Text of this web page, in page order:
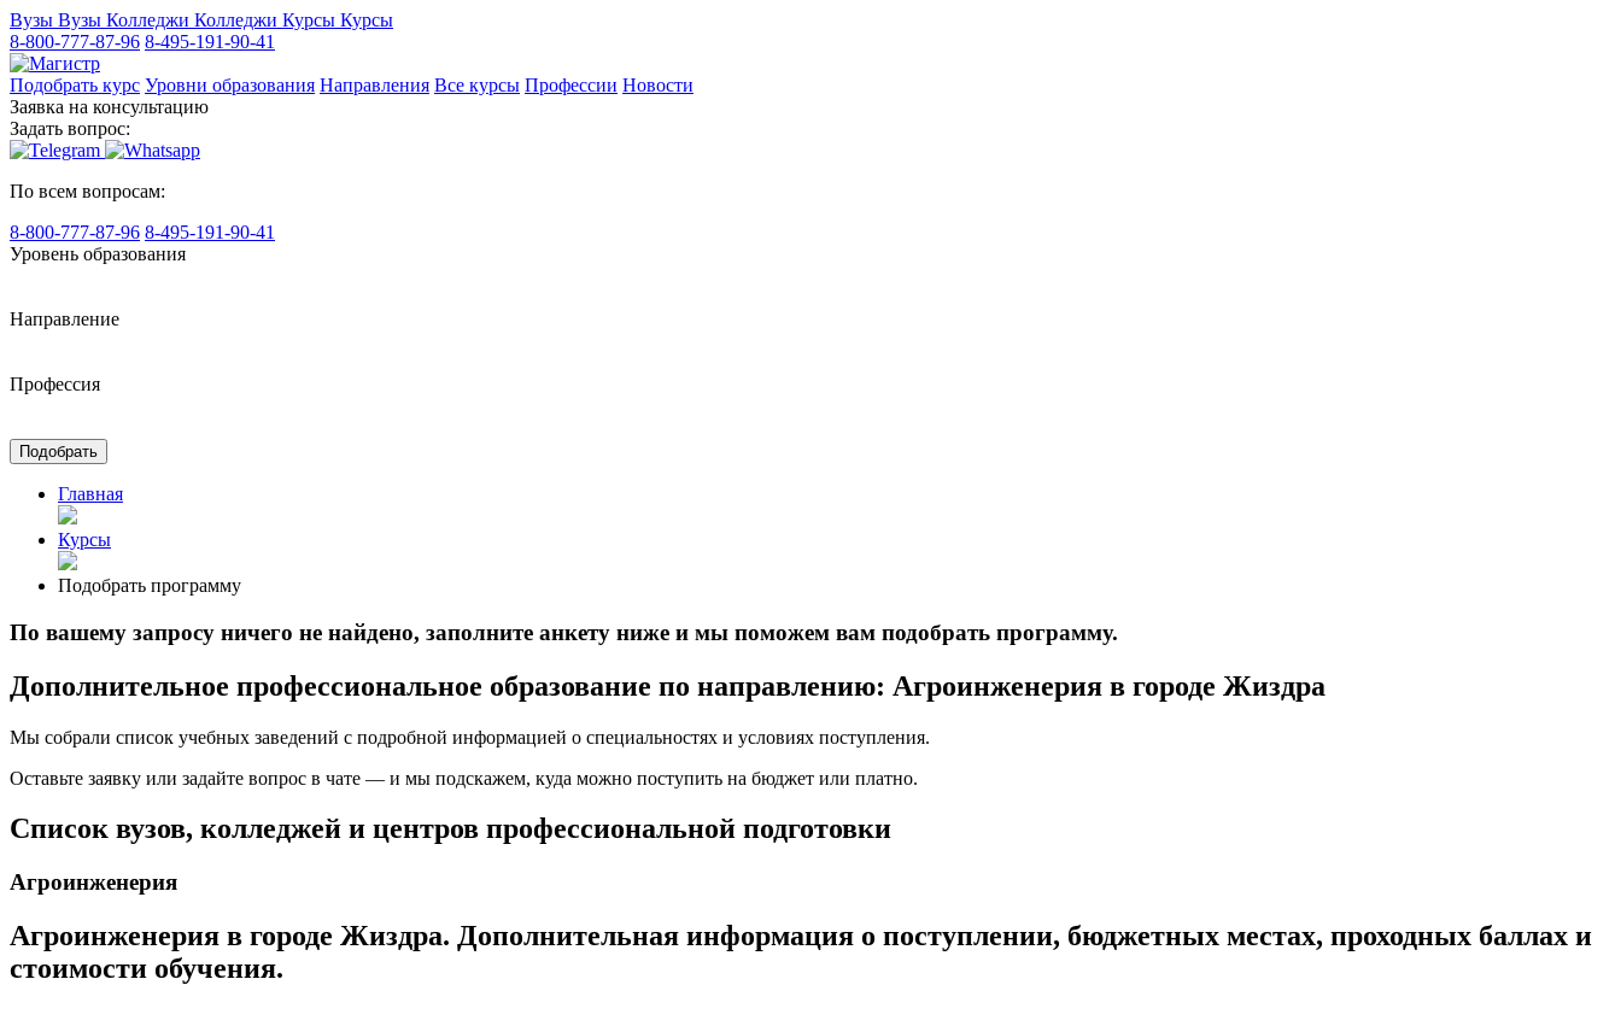
Вузы Вузы Колледжи Колледжи Курсы Курсы
8-800-777-87-96 8-495-191-90-41
Подобрать курс Уровни образования Направления Все курсы Профессии Новости
Заявка на консультацию
Задать вопрос:
По всем вопросам:
8-800-777-87-96 8-495-191-90-41
Уровень образования
Направление
Профессия
Подобрать
Главная
Курсы
Подобрать программу
По вашему запросу ничего не найдено, заполните анкету ниже и мы поможем вам подобрать программу.
Дополнительное профессиональное образование по направлению: Агроинженерия в городе Жиздра
Мы собрали список учебных заведений с подробной информацией о специальностях и условиях поступления.
Оставьте заявку или задайте вопрос в чате — и мы подскажем, куда можно поступить на бюджет или платно.
Список вузов, колледжей и центров профессиональной подготовки
Агроинженерия
Агроинженерия в городе Жиздра. Дополнительная информация о поступлении, бюджетных местах, проходных баллах и
стоимости обучения.